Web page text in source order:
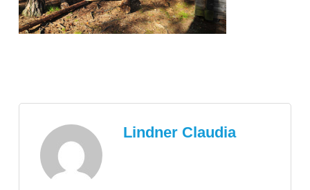
Lindner Claudia